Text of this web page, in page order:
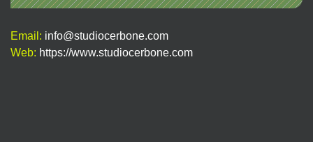
Email: info@studiocerbone.com
Web: https://www.studiocerbone.com